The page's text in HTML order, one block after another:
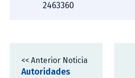
2463360
<< Anterior Noticia
Autoridades